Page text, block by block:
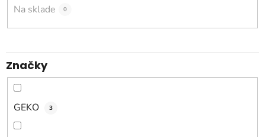
o
d
k
t
o
Na sklade 0
Značky
GEKO 3